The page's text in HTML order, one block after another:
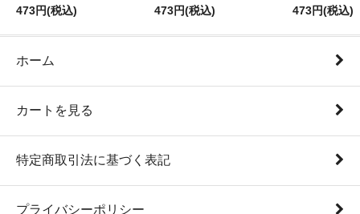
473円(税込)
473円(税込)
473円(税込)
ホーム
カートを見る
特定商取引法に基づく表記
プライバシーポリシー